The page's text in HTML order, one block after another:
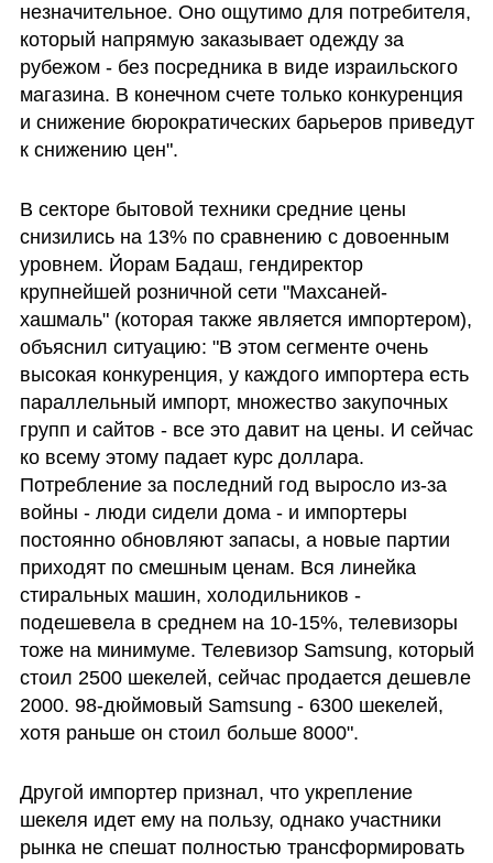
незначительное. Оно ощутимо для потребителя,
который напрямую заказывает одежду за
рубежом - без посредника в виде израильского
магазина. В конечном счете только конкуренция
и снижение бюрократических барьеров приведут
к снижению цен".
В секторе бытовой техники средние цены
снизились на 13% по сравнению с довоенным
уровнем. Йорам Бадаш, гендиректор
крупнейшей розничной сети "Махсаней-
хашмаль" (которая также является импортером),
объяснил ситуацию: "В этом сегменте очень
высокая конкуренция, у каждого импортера есть
параллельный импорт, множество закупочных
групп и сайтов - все это давит на цены. И сейчас
ко всему этому падает курс доллара.
Потребление за последний год выросло из-за
войны - люди сидели дома - и импортеры
постоянно обновляют запасы, а новые партии
приходят по смешным ценам. Вся линейка
стиральных машин, холодильников -
подешевела в среднем на 10-15%, телевизоры
тоже на минимуме. Телевизор Samsung, который
стоил 2500 шекелей, сейчас продается дешевле
2000. 98-дюймовый Samsung - 6300 шекелей,
хотя раньше он стоил больше 8000".
Другой импортер признал, что укрепление
шекеля идет ему на пользу, однако участники
рынка не спешат полностью трансформировать